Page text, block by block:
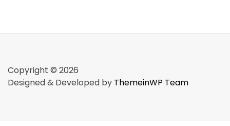
Copyright © 2026
Designed & Developed by ThemeinWP Team